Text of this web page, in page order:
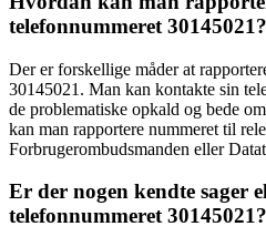
telefonnummeret 30145021?
Der er forskellige måder at
30145021. Man kan kontakte sin
de problematiske opkald og bede
kan man rapportere nummeret til
Forbrugerombudsmanden eller
Er der nogen kendte sager
telefonnummeret 30145021?